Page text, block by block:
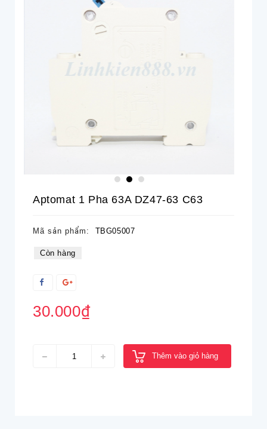
Aptomat 1 Pha 63A DZ47-63 C63
Mã sản phẩm: TBG05007
Còn hàng
30.000₫
Thêm vào giỏ hàng